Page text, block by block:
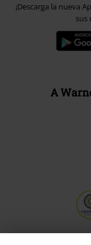
¡Descarga la nueva
sus
A